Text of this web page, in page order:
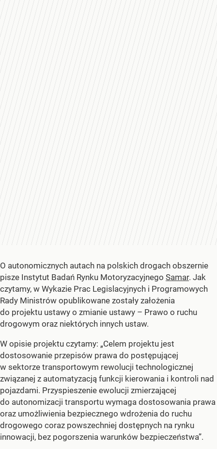
O autonomicznych autach na polskich drogach obszernie
pisze Instytut Badań Rynku Motoryzacyjnego Samar. Jak
czytamy, w Wykazie Prac Legislacyjnych i Programowych
Rady Ministrów opublikowane zostały założenia
do projektu ustawy o zmianie ustawy – Prawo o ruchu
drogowym oraz niektórych innych ustaw.
W opisie projektu czytamy: „Celem projektu jest
dostosowanie przepisów prawa do postępującej
w sektorze transportowym rewolucji technologicznej
związanej z automatyzacją funkcji kierowania i kontroli nad
pojazdami. Przyspieszenie ewolucji zmierzającej
do autonomizacji transportu wymaga dostosowania prawa
oraz umożliwienia bezpiecznego wdrożenia do ruchu
drogowego coraz powszechniej dostępnych na rynku
innowacji, bez pogorszenia warunków bezpieczeństwa”.